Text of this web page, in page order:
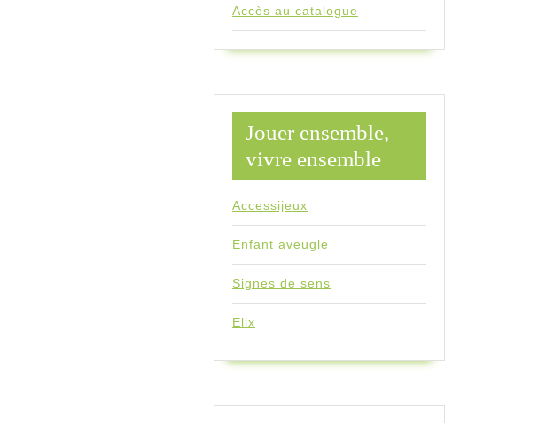
Accès au catalogue
Jouer ensemble,
vivre ensemble
Accessijeux
Enfant aveugle
Signes de sens
Elix